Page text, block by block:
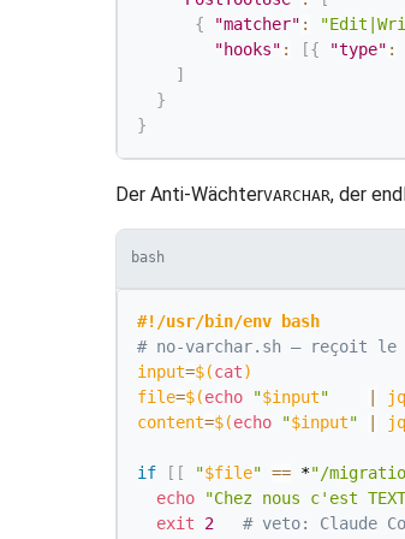
{
"matcher" :
"hooks" : [{ "type" :
]
}
}
Der Anti-WächterVARCHAR, der
bash
#!/usr/bin/env bash
# no-varchar.sh — reçoit
input=$(cat)
file=$(echo "$input" jq
content=$(echo "$input" jq
if [ [ "$file" == *"/
echo
"Chez nous c'est
exit
2
# veto: Claude